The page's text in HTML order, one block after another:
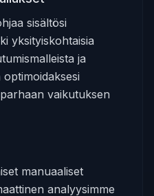
sisältösi
yksityiskohtaisia
ja
vaikutuksen
manuaaliset
analyysimme